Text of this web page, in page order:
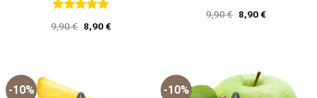
mit 5 von
9,90€ Ursprünglicher
Preis
8,90€Aktueller
mit 5 von
9,90€ Ursprünglicher
Preis
8,90€Aktueller
-10% -10%